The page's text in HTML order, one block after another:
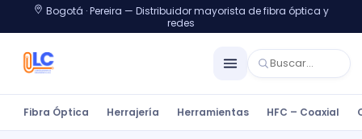
Bogotá · Pereira — Distribuidor mayorista de fibra óptica y
redes
Fibra Óptica Herrajería Herramientas HFC – Coaxial